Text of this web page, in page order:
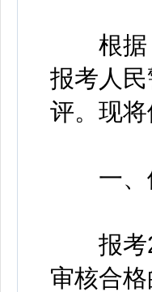
根据《
报考人
评。现
一、
报考
审核合格